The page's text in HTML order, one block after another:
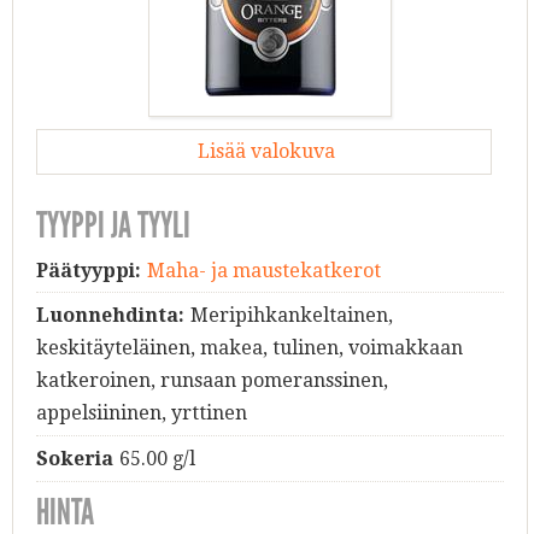
Lisää valokuva
TYYPPI JA TYYLI
Päätyyppi: Maha- ja maustekatkerot
Luonnehdinta: Meripihkankeltainen,
keskitäyteläinen, makea, tulinen, voimakkaan
katkeroinen, runsaan pomeranssinen,
appelsiininen, yrttinen
Sokeria 65.00 g/l
HINTA